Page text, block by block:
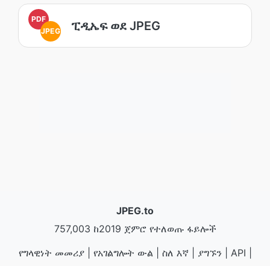
PDF
JPEG
ፒዲኤፍ ወደ JPEG
JPEG.to
757,003 ከ2019 ጀምሮ የተለወጡ ፋይሎች
የግላዊነት መመሪያ| የአገልግሎት ውል| ስለ እኛ| ያግኙን| API